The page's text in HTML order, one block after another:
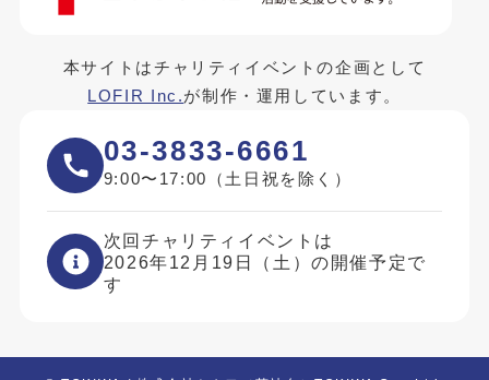
本サイトはチャリティイベントの企画として
LOFIR Inc.が制作・運用しています。
03-3833-6661
9:00〜17:00（土日祝を除く）
次回チャリティイベントは
2026年12月19日（土）の開催予定で
す